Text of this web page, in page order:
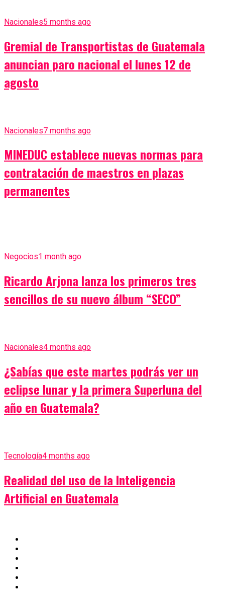
Nacionales5 months ago
Gremial de Transportistas de Guatemala
anuncian paro nacional el lunes 12 de
agosto
Nacionales7 months ago
MINEDUC establece nuevas normas para
contratación de maestros en plazas
permanentes
Negocios1 month ago
Ricardo Arjona lanza los primeros tres
sencillos de su nuevo álbum “SECO”
Nacionales4 months ago
¿Sabías que este martes podrás ver un
eclipse lunar y la primera Superluna del
año en Guatemala?
Tecnología4 months ago
Realidad del uso de la Inteligencia
Artificial en Guatemala